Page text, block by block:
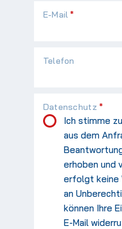
Pflichtfeld
E-Mail *
Telefon
Pflichtfeld
Datenschutz *
Ich stimme
aus dem
erhoben und
erfolgt keine
an
können Ihre
E-Mail